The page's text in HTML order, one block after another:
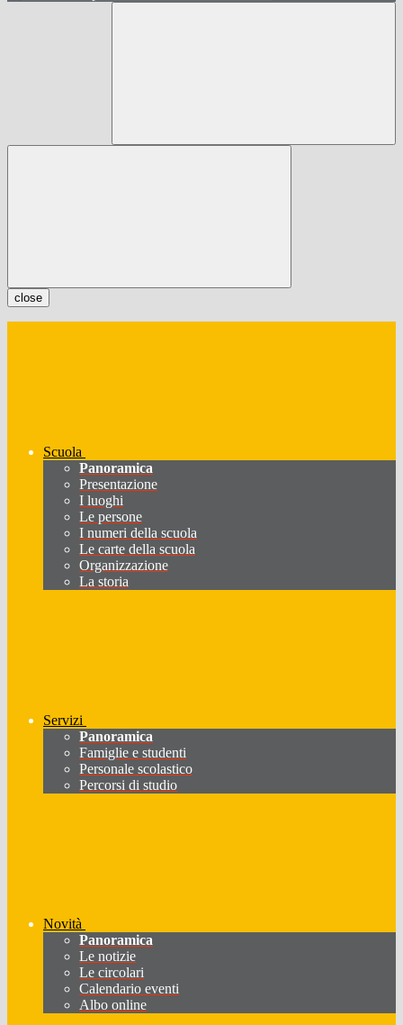
close
Scuola
Panoramica
Presentazione
I luoghi
Le persone
I numeri della scuola
Le carte della scuola
Organizzazione
La storia
Servizi
Panoramica
Famiglie e studenti
Personale scolastico
Percorsi di studio
Novità
Panoramica
Le notizie
Le circolari
Calendario eventi
Albo online